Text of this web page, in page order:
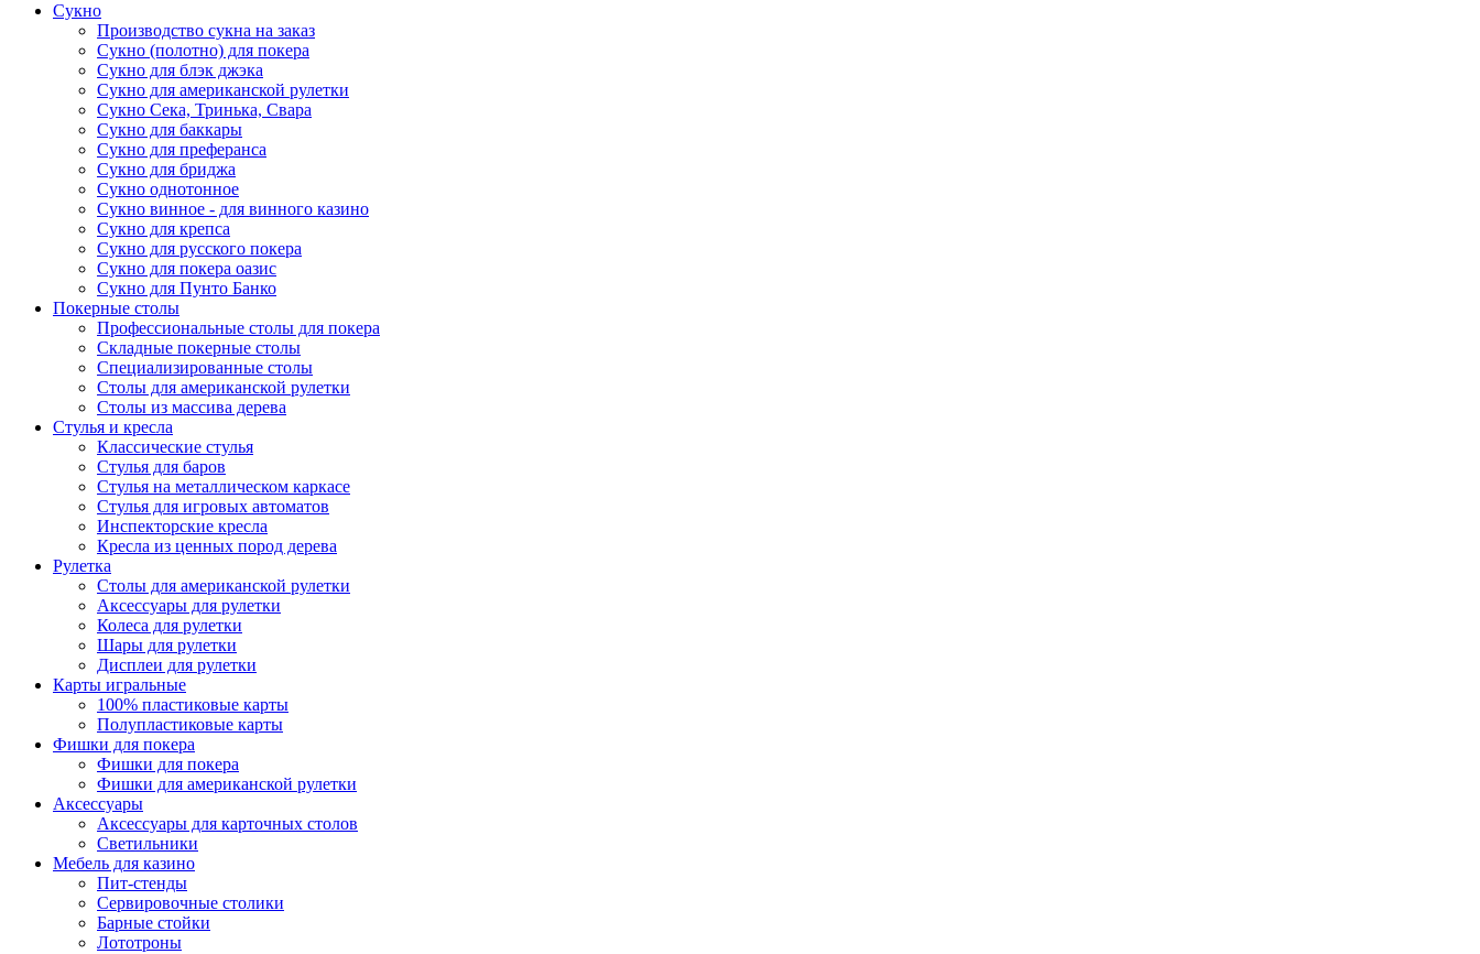
Сукно
Производство сукна на заказ
Сукно (полотно) для покера
Сукно для блэк джэка
Сукно для американской рулетки
Сукно Сека, Тринька, Свара
Сукно для баккары
Сукно для преферанса
Сукно для бриджа
Сукно однотонное
Сукно винное - для винного казино
Сукно для крепса
Сукно для русского покера
Сукно для покера оазис
Сукно для Пунто Банко
Покерные столы
Профессиональные столы для покера
Складные покерные столы
Специализированные столы
Столы для американской рулетки
Столы из массива дерева
Стулья и кресла
Классические стулья
Стулья для баров
Стулья на металлическом каркасе
Стулья для игровых автоматов
Инспекторские кресла
Кресла из ценных пород дерева
Рулетка
Столы для американской рулетки
Аксессуары для рулетки
Колеса для рулетки
Шары для рулетки
Дисплеи для рулетки
Карты игральные
100% пластиковые карты
Полупластиковые карты
Фишки для покера
Фишки для покера
Фишки для американской рулетки
Аксессуары
Аксессуары для карточных столов
Светильники
Мебель для казино
Пит-стенды
Сервировочные столики
Барные стойки
Лототроны